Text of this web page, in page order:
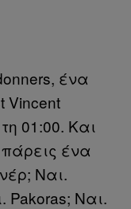
ένα
Vincent
01:00. Και
ένα
Ναι.
Pakoras; Ναι.